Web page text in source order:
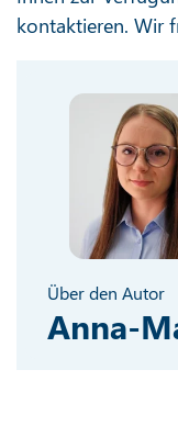
kontaktieren. Wir
Über den Autor
Anna-